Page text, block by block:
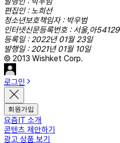
편집인 : 노희선
청소년보호책임자 : 박우범
인터넷신문등록번호 : 서울,아54129
등록일 : 2022년 01월 23일
발행일 : 2021년 01월 10일
© 2013 Wishket Corp.
로그인
회원가입
요즘IT 소개
콘텐츠 제안하기
광고 상품 보기